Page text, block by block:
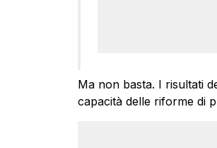
Ma non basta. I risultati
capacità delle riforme di